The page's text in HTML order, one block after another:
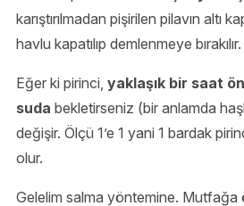
karıştırılmadan pişirilen pilavın altı
havlu kapatılıp demlenmeye bırakılır.
Eğer ki pirinci, yaklaşık bir saat
suda bekletirseniz (bir anlamda
değişir. Ölçü 1’e 1 yani 1 bardak
olur.
Gelelim salma yöntemine. Mutfağa